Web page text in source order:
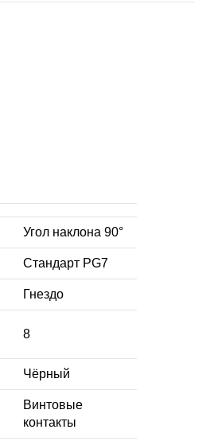
Угол наклона 90°
Стандарт PG7
Гнездо
8
Чёрный
Винтовые
контакты